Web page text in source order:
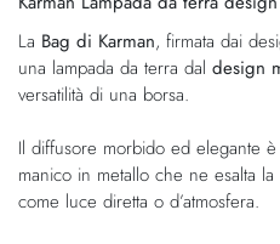
galleria
di
immagini
di
immagini
La Bag di Karman, firmata dai
una lampada da terra dal design
versatilità di una borsa.
Il diffusore morbido ed elegante
manico in metallo che ne esalta
come luce diretta o d’atmosfera.